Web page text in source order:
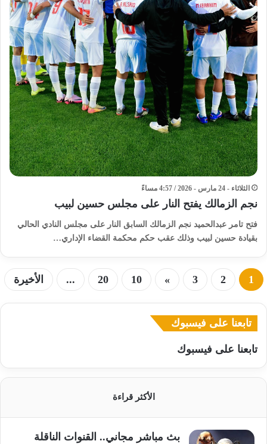
الثلاثاء - 24 مارس - 2026 / 4:57 مساءً
نجم الزمالك يفتح النار على مجلس حسين لبيب
فتح تامر عبدالحميد نجم الزمالك السابق النار على مجلس النادي الحالي
بقيادة حسين لبيب وذلك عقب حكم محكمة القضاء الإداري…
1
2
3
»
10
20
... الأخيرة
تابعنا على فيسبوك
تابعنا على فيسبوك
الأكثر قراءة
بث مباشر مجاني.. القنوات الناقلة